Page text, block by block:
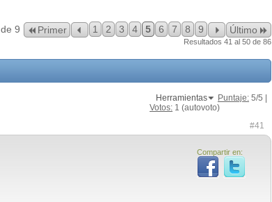
9 Primer 1 2 3 4 5 6 7 8 9 Último
Resultados 41 al 50 de 86
Herramientas Puntaje: 5/5 |
Votos: 1 (autovoto)
#41
Compartir en: